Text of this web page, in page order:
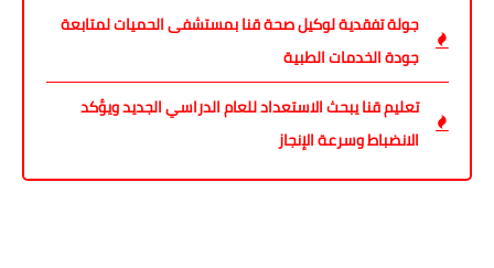
جولة تفقدية لوكيل صحة قنا بمستشفى الحميات لمتابعة
جودة الخدمات الطبية
تعليم قنا يبحث الاستعداد للعام الدراسي الجديد ويؤكد
الانضباط وسرعة الإنجاز